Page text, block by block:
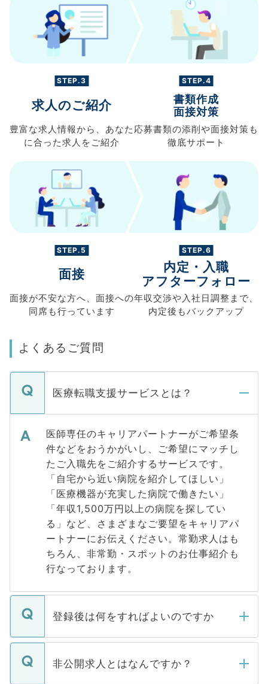
STEP.3
求人のご紹介
豊富な求人情報から、 あなた
に合った求人を ご紹介
STEP.4
書類作成
面接対策
応募書類の添削や面接対策も
徹底サポート
STEP.5
面接
面接が不安な方へ、 面接への
同席も行っています
STEP.6
内定・入職
アフターフォロー
年収交渉や入社日調整まで、
内定後もバックアップ
よくあるご質問
医療転職支援サービスとは？
医師専任のキャリアパートナーがご希望条
件などをおうかがいし、ご希望にマッチし
たご入職先をご紹介するサービスです。
「自宅から近い病院を紹介してほしい」
「医療機器が充実した病院で働きたい」
「年収1,500万円以上の病院を探してい
る」など、さまざまなご要望をキャリアパ
ートナーにお伝えください。常勤求人はも
ちろん、非常勤・スポットのお仕事紹介も
行なっております。
登録後は何をすればよいのですか
ご登録いただきましたら、弊社担当者がご
登録内容を確認し、その後メールもしくは
非公開求人とはなんですか？